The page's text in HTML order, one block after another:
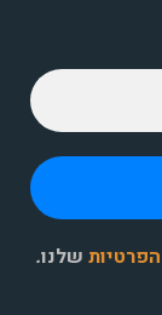
שלנו.